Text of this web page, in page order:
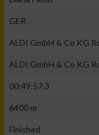
GER
ALDI GmbH & Co KG
ALDI GmbH & Co KG
00:49:57.3
6400 m
Finished